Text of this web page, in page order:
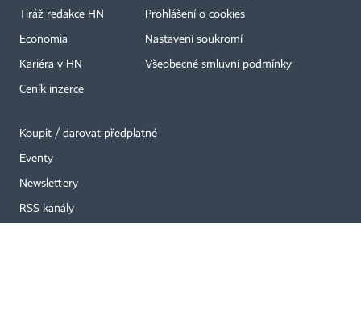
Tiráž redakce HN
Economia
Kariéra v HN
Ceník inzerce
Prohlášení o cookies
Nastavení soukromí
Všeobecné smluvní podmínky
Koupit / darovat předplatné
Eventy
Newslettery
RSS kanály